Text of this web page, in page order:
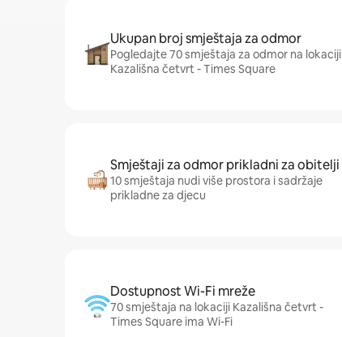
Ukupan broj smještaja za odmor
Pogledajte 70 smještaja za odmor na lokaciji
Kazališna četvrt - Times Square
Smještaji za odmor prikladni za obitelji
10 smještaja nudi više prostora i sadržaje
prikladne za djecu
Dostupnost Wi-Fi mreže
70 smještaja na lokaciji Kazališna četvrt -
Times Square ima Wi-Fi